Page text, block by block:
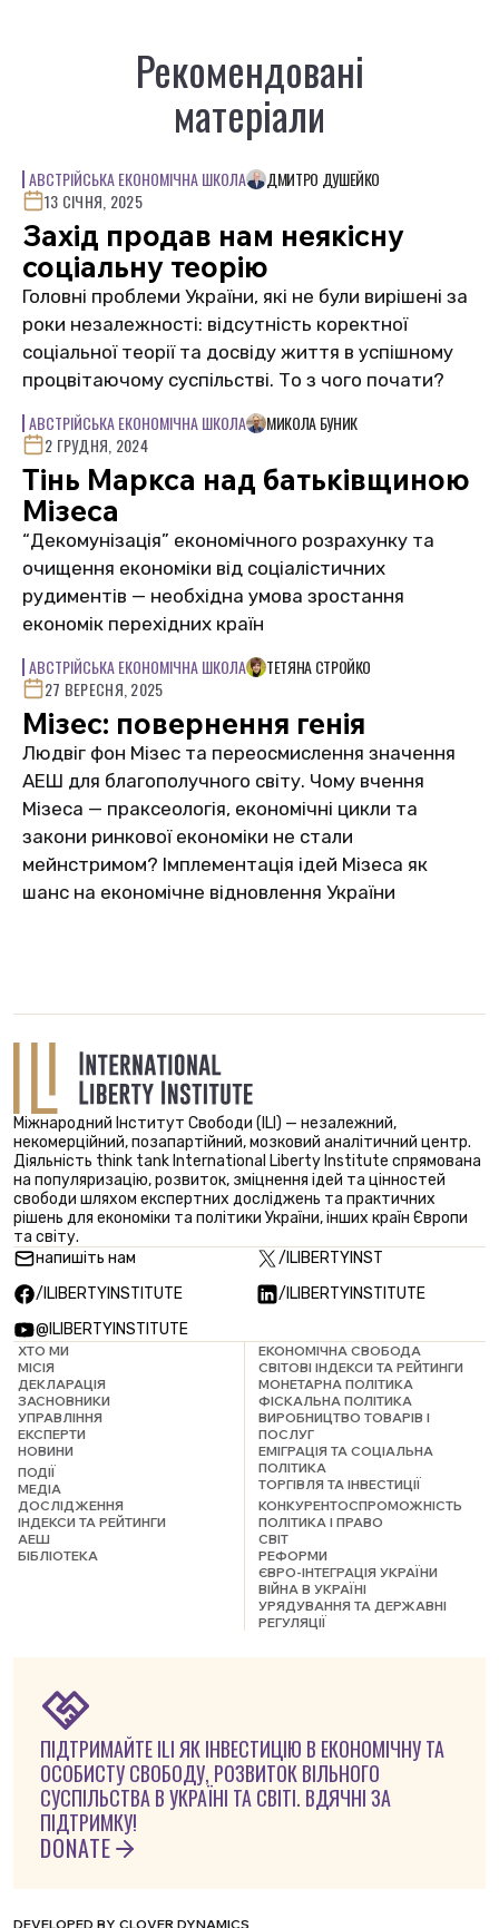
Рекомендовані
матеріали
АВСТРІЙСЬКА ЕКОНОМІЧНА ШКОЛА
ДМИТРО ДУШЕЙКО
13 СІЧНЯ, 2025
Захід продав нам неякісну
соціальну теорію
Головні проблеми України, які не були вирішені за
роки незалежності: відсутність коректної
соціальної теорії та досвіду життя в успішному
процвітаючому суспільстві. То з чого почати?
АВСТРІЙСЬКА ЕКОНОМІЧНА ШКОЛА
МИКОЛА БУНИК
2 ГРУДНЯ, 2024
Тінь Маркса над батьківщиною
Мізеса
“Декомунізація” економічного розрахунку та
очищення економіки від соціалістичних
рудиментів — необхідна умова зростання
економік перехідних країн
АВСТРІЙСЬКА ЕКОНОМІЧНА ШКОЛА
ТЕТЯНА СТРОЙКО
27 ВЕРЕСНЯ, 2025
Мізес: повернення генія
Людвіг фон Мізес та переосмислення значення
АЕШ для благополучного світу. Чому вчення
Мізеса — праксеологія, економічні цикли та
закони ринкової економіки не стали
мейнстримом? Імплементація ідей Мізеса як
шанс на економічне відновлення України
Міжнародний Інститут Свободи (ILI) — незалежний,
некомерційний, позапартійний, мозковий аналітичний центр.
Діяльність think tank International Liberty Institute спрямована
на популяризацію, розвиток, зміцнення ідей та цінностей
свободи шляхом експертних досліджень та практичних
рішень для економіки та політики України, інших країн Європи
та світу.
напишіть нам
/ILIBERTYINST
/ILIBERTYINSTITUTE
/ILIBERTYINSTITUTE
@ILIBERTYINSTITUTE
ХТО МИ
МІСІЯ
ДЕКЛАРАЦІЯ
ЗАСНОВНИКИ
УПРАВЛІННЯ
ЕКСПЕРТИ
НОВИНИ
ПОДІЇ
МЕДІА
ДОСЛІДЖЕННЯ
ІНДЕКСИ ТА РЕЙТИНГИ
АЕШ
БІБЛІОТЕКА
ЕКОНОМІЧНА СВОБОДА
СВІТОВІ ІНДЕКСИ ТА РЕЙТИНГИ
МОНЕТАРНА ПОЛІТИКА
ФІСКАЛЬНА ПОЛІТИКА
ВИРОБНИЦТВО ТОВАРІВ І
ПОСЛУГ
ЕМІГРАЦІЯ ТА СОЦІАЛЬНА
ПОЛІТИКА
ТОРГІВЛЯ ТА ІНВЕСТИЦІЇ
КОНКУРЕНТОСПРОМОЖНІСТЬ
ПОЛІТИКА І ПРАВО
СВІТ
РЕФОРМИ
ЄВРО-ІНТЕГРАЦІЯ УКРАЇНИ
ВІЙНА В УКРАЇНІ
УРЯДУВАННЯ ТА ДЕРЖАВНІ
РЕГУЛЯЦІЇ
ПІДТРИМАЙТЕ ILI ЯК ІНВЕСТИЦІЮ В ЕКОНОМІЧНУ ТА
ОСОБИСТУ СВОБОДУ, РОЗВИТОК ВІЛЬНОГО
СУСПІЛЬСТВА В УКРАЇНІ ТА СВІТІ. ВДЯЧНІ ЗА
ПІДТРИМКУ!
DONATE
DEVELOPED BY CLOVER DYNAMICS